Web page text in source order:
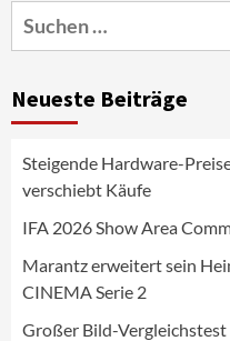
Suchen
nach:
Neueste Beiträge
Steigende Hardware-
verschiebt Käufe
IFA 2026 Show Area
Marantz erweitert sein
CINEMA Serie 2
Großer Bild-
4
News aus dem
5
NIQ kehrt zur
die
Aktuell
CHERRY